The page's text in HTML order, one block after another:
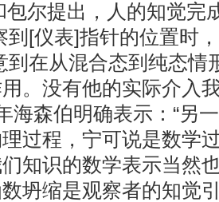
包尔提出，人的知觉完
到[仪表]指针的位置时
到在从混合态到纯态情
。没有他的实际介入
海森伯明确表示：“另
过程，宁可说是数学
知识的数学表示当然
坍缩是观察者的知觉